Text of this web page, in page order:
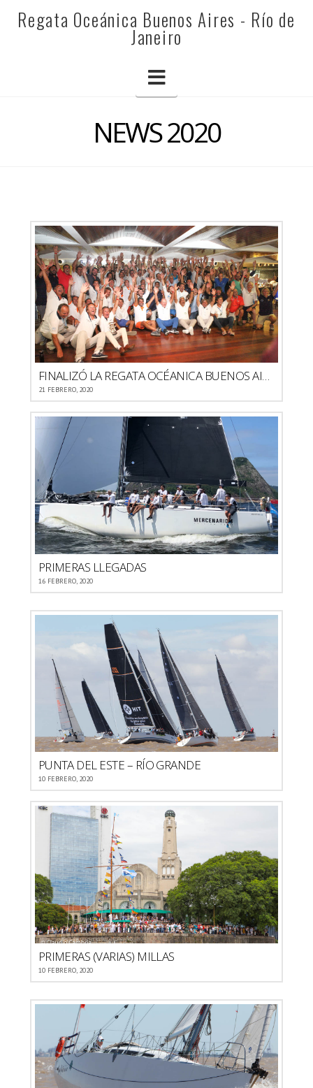
REGATA
OCEÁNICA
BUENOS
RÍO
DE
JANEIRO
Regata Oceánica Buenos Aires - Río de
Janeiro
Navigation
NEWS 2020
FINALIZÓ LA REGATA OCÉANICA BUENOS AIRES RIO DE JANEIRO 2020
21 FEBRERO, 2020
PRIMERAS LLEGADAS
16 FEBRERO, 2020
PUNTA DEL ESTE – RÍO GRANDE
10 FEBRERO, 2020
PRIMERAS (VARIAS) MILLAS
10 FEBRERO, 2020